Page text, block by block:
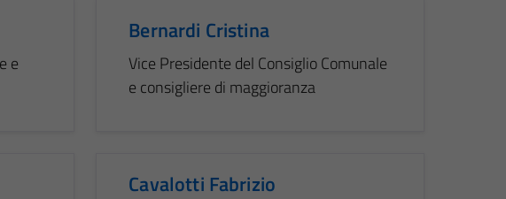
e
Bernardi Cristina
Vice Presidente del Consiglio Comunale
e consigliere di maggioranza
Cavalotti Fabrizio